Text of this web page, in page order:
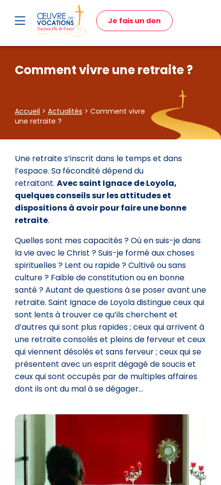
Je fais un don
Comment vivre une retraite ?
Accueil > Actualités > Comment vivre
une retraite ?
Une retraite s’inscrit dans le temps et dans
l’espace. Sa fécondité dépend du
retraitant. Avec saint Ignace de Loyola,
quelques conseils sur les attitudes et
dispositions à avoir pour faire une bonne
retraite.
Quelles sont mes capacités ? Où en suis-je dans
la vie avec le Christ ? Suis-je formé aux choses
spirituelles ? Lent ou rapide ? Cultivé ou sans
culture ? Faible de constitution ou en bonne
santé ? Autant de questions à se poser avant une
retraite. Saint Ignace de Loyola distingue ceux qui
sont lents à trouver ce qu’ils cherchent et
d’autres qui sont plus rapides ; ceux qui arrivent à
une retraite consolés et pleins de ferveur et ceux
qui viennent désolés et sans ferveur ; ceux qui se
présentent avec un esprit dégagé de soucis et
ceux qui sont occupés par de multiples affaires
dont ils ont du mal à se dégager…